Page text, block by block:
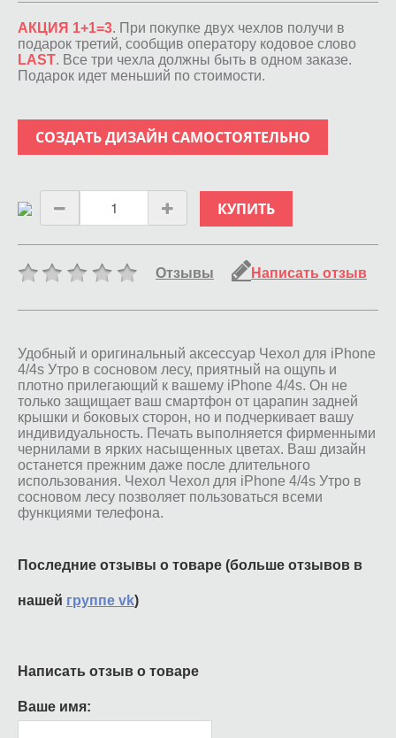
АКЦИЯ 1+1=3. При покупке двух чехлов получи в
подарок третий, сообщив оператору кодовое слово
LAST. Все три чехла должны быть в одном заказе.
Подарок идет меньший по стоимости.
СОЗДАТЬ ДИЗАЙН САМОСТОЯТЕЛЬНО
КУПИТЬ
Отзывы Написать отзыв
Удобный и оригинальный аксессуар Чехол для iPhone
4/4s Утро в сосновом лесу, приятный на ощупь и
плотно прилегающий к вашему iPhone 4/4s. Он не
только защищает ваш смартфон от царапин задней
крышки и боковых сторон, но и подчеркивает вашу
индивидуальность. Печать выполняется фирменными
чернилами в ярких насыщенных цветах. Ваш дизайн
останется прежним даже после длительного
использования. Чехол Чехол для iPhone 4/4s Утро в
сосновом лесу позволяет пользоваться всеми
функциями телефона.
Последние отзывы о товаре (больше отзывов в
нашей группе vk)
Написать отзыв о товаре
Ваше имя: